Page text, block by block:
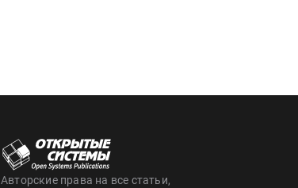
Авторские права на все статьи,